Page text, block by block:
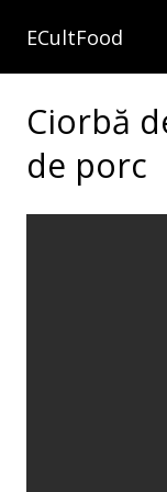
ECultFood
Ciorbă
de porc